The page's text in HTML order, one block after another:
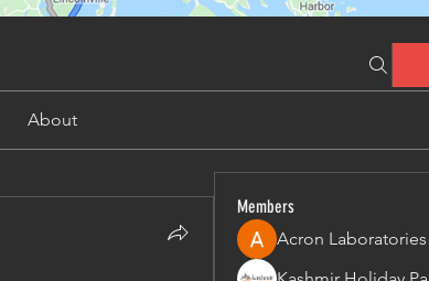
About
Members
Acron Laboratories